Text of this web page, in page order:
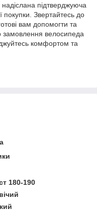
підтверджуюча
Звертайтесь до
вам допомогти та
замовлення велосипеда
комфортом та
180-190